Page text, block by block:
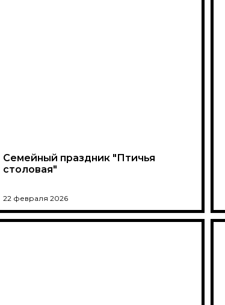
Семейный праздник "Птичья
столовая"
22 февраля 2026